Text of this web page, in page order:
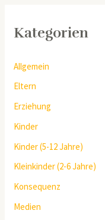
Kategorien
Allgemein
Eltern
Erziehung
Kinder
Kinder (5-12 Jahre)
Kleinkinder (2-6 Jahre)
Konsequenz
Medien